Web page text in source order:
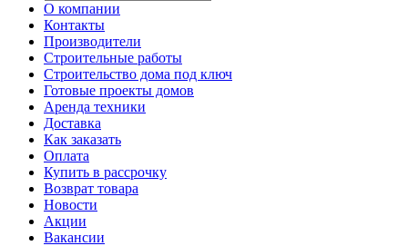
О компании
Контакты
Производители
Строительные работы
Строительство дома под ключ
Готовые проекты домов
Аренда техники
Доставка
Как заказать
Оплата
Купить в рассрочку
Возврат товара
Новости
Акции
Вакансии